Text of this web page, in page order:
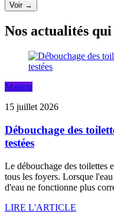
Voir →
Nos actualités
Maison
15 juillet 2026
Débouchage des
testées
Le débouchage des toilettes
tous les foyers. Lorsque
d'eau ne fonctionne plus
LIRE L'ARTICLE